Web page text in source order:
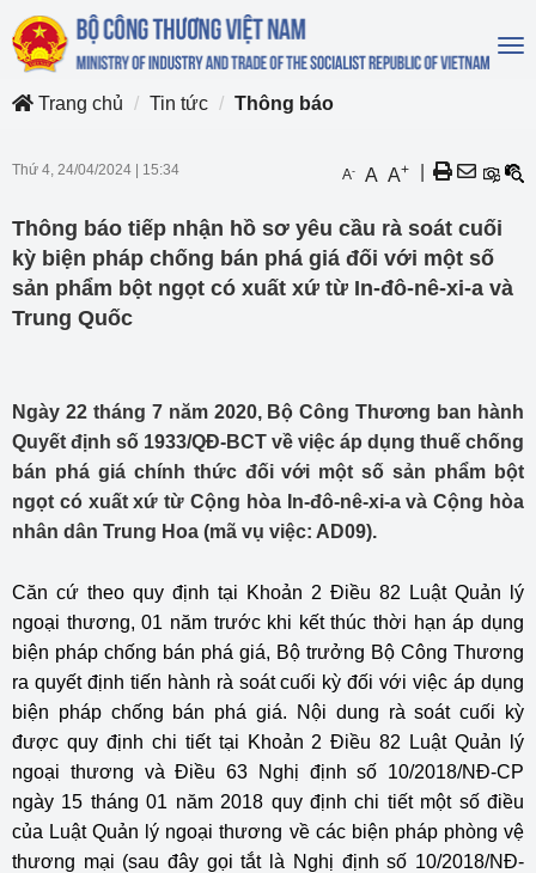
Trang chủ
Tin tức Thông báo
Thứ 4, 24/04/2024 15:34 A- A A+
Thông báo tiếp nhận hồ sơ yêu cầu rà soát cuối
kỳ biện pháp chống bán phá giá đối với một số
sản phẩm bột ngọt có xuất xứ từ In-đô-nê-xi-a và
Trung Quốc
Ngày 22 tháng 7 năm 2020, Bộ Công Thương ban hành
Quyết định số 1933/QĐ-BCT về việc áp dụng thuế chống
bán phá giá chính thức đối với một số sản phẩm bột
ngọt có xuất xứ từ Cộng hòa In-đô-nê-xi-a và Cộng hòa
nhân dân Trung Hoa (mã vụ việc: AD09).
Căn cứ theo quy định tại Khoản 2 Điều 82 Luật Quản lý
ngoại thương, 01 năm trước khi kết thúc thời hạn áp dụng
biện pháp chống bán phá giá, Bộ trưởng Bộ Công Thương
ra quyết định tiến hành rà soát cuối kỳ đối với việc áp dụng
biện pháp chống bán phá giá. Nội dung rà soát cuối kỳ
được quy định chi tiết tại Khoản 2 Điều 82 Luật Quản lý
ngoại thương và Điều 63 Nghị định số 10/2018/NĐ-CP
ngày 15 tháng 01 năm 2018 quy định chi tiết một số điều
của Luật Quản lý ngoại thương về các biện pháp phòng vệ
thương mại (sau đây gọi tắt là Nghị định số 10/2018/NĐ-